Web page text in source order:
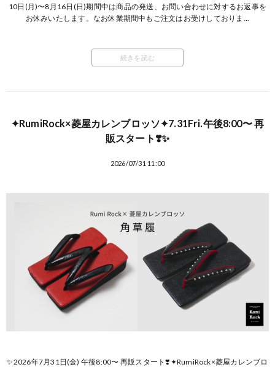
10日(月)〜8月16日(日)期間中は商品の発送、お問い合わせに対するお返事を
お休みいたします。なお休業期間中もご注文はお受けしておりま...
続きを読む
✦RumiRock×菱屋カレンブロッソ✦7.31Fri.午後8:00〜 再
販スタート❣️✨
2026/07/31 11:00
✨2026年7月31日(金) 午後8:00〜 再販スタート❣️✦RumiRock×菱屋カレンブロ